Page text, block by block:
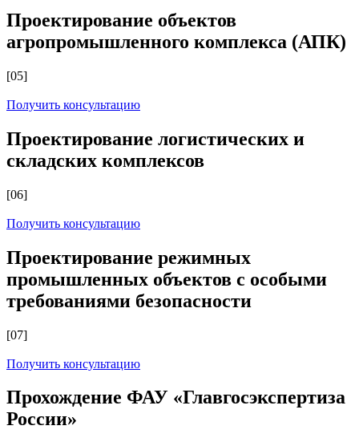
Проектирование объектов
агропромышленного комплекса (АПК)
[05]
Получить консультацию
Проектирование логистических и
складских комплексов
[06]
Получить консультацию
Проектирование режимных
промышленных объектов с особыми
требованиями безопасности
[07]
Получить консультацию
Прохождение ФАУ «Главгосэкспертиза
России»